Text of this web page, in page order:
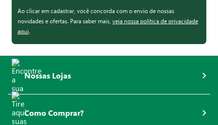
Ao clicar em cadastrar, você concorda com o envio de nossas
novidades e ofertas. Para saber mais, veja nossa política de privacidade
aqui.
Nossas Lojas
Como Comprar?